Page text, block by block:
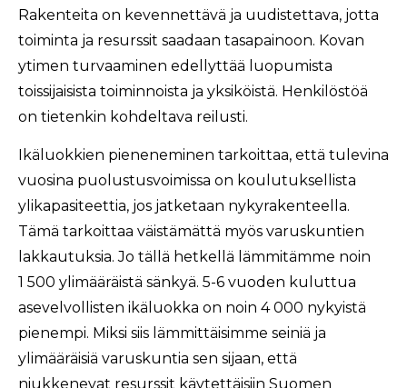
Rakenteita on kevennettävä ja uudistettava, jotta
toiminta ja resurssit saadaan tasapainoon. Kovan
ytimen turvaaminen edellyttää luopumista
toissijaisista toiminnoista ja yksiköistä. Henkilöstöä
on tietenkin kohdeltava reilusti.
Ikäluokkien pieneneminen tarkoittaa, että tulevina
vuosina puolustusvoimissa on koulutuksellista
ylikapasiteettia, jos jatketaan nykyrakenteella.
Tämä tarkoittaa väistämättä myös varuskuntien
lakkautuksia. Jo tällä hetkellä lämmitämme noin
1 500 ylimääräistä sänkyä. 5-6 vuoden kuluttua
asevelvollisten ikäluokka on noin 4 000 nykyistä
pienempi. Miksi siis lämmittäisimme seiniä ja
ylimääräisiä varuskuntia sen sijaan, että
niukkenevat resurssit käytettäisiin Suomen